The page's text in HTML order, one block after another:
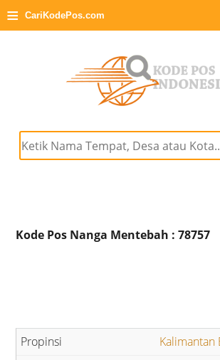
≡ CariKodePos.com
Kode Pos Nanga Mentebah : 78757
Kalimantan